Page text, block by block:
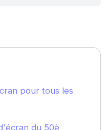
pour tous les
du 50è